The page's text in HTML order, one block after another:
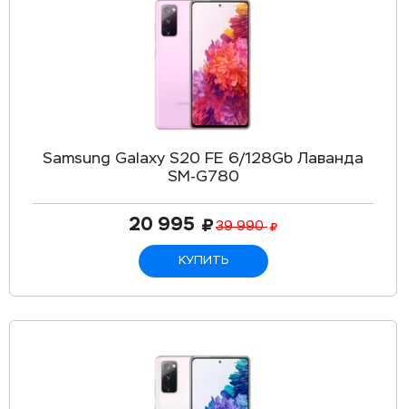
Samsung Galaxy S20 FE 6/128Gb Лаванда
SM-G780
20 995 39 990
КУПИТЬ